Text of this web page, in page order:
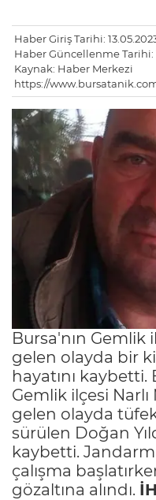
Haber Giriş Tarihi:
Haber Güncellenme Tarihi:
Kaynak: Haber Merkezi
https://
Bursa'nın Gemlik
gelen olayda bir
hayatını
Gemlik ilçesi
gelen olayda
sürülen Doğan
kaybetti.
çalışma
gözaltına alındı.